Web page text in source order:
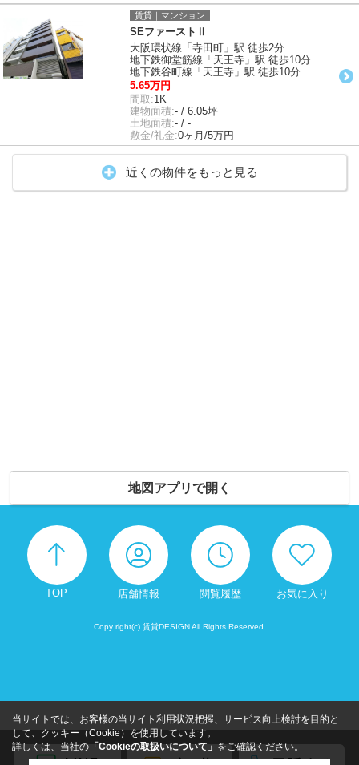
賃貸｜マンション
SEファーストⅡ
大阪環状線「寺田町」駅 徒歩2分
地下鉄御堂筋線「天王寺」駅 徒歩10分
地下鉄谷町線「天王寺」駅 徒歩10分
5.65万円
間取:1K
建物面積:- / 6.05坪
土地面積:- / -
敷金/礼金:0ヶ月/5万円
近くの物件をもっと見る
地図アプリで開く
TOP 店舗情報 閲覧履歴 お気に入り
Copy right(c) 賃貸DESIGN All Rights Reserved.
当サイトでは、お客様の当サイト利用状況把握、サービス向上検討を目的と
して、クッキー（Cookie）を使用しています。
詳しくは、当社の 「Cookieの取扱いについて」 をご確認ください。